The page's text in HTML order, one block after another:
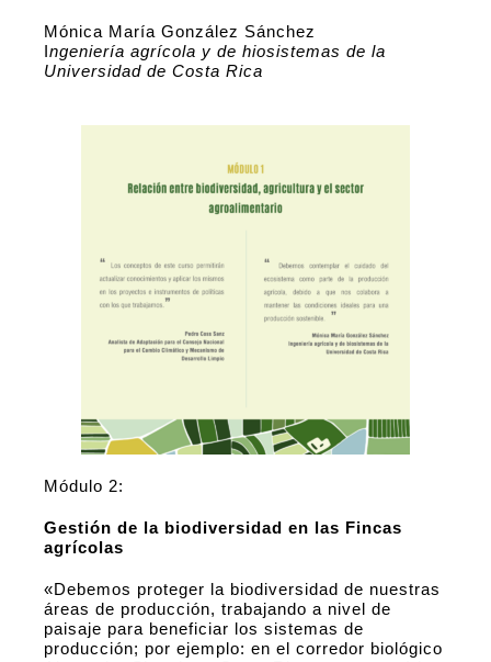
Mónica María González Sánchez
Ingeniería agrícola y de hiosistemas de la
Universidad de Costa Rica
Módulo 2:
Gestión de la biodiversidad en las Fincas
agrícolas
«Debemos proteger la biodiversidad de nuestras
áreas de producción, trabajando a nivel de
paisaje para beneficiar los sistemas de
producción; por ejemplo: en el corredor biológico